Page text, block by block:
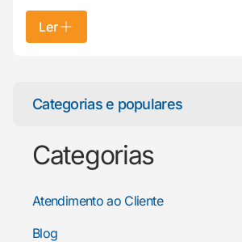
Ler
Categorias e populares
Categorias
Atendimento ao Cliente
Blog